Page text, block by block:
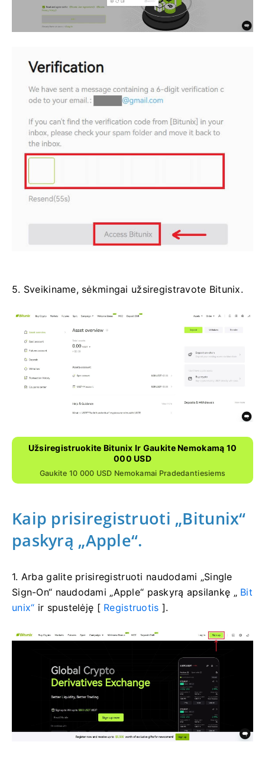
5. Sveikiname, sėkmingai užsiregistravote Bitunix.
Užsiregistruokite Bitunix Ir Gaukite Nemokamą 10
000 USD
Gaukite 10 000 USD Nemokamai Pradedantiesiems
Kaip prisiregistruoti „Bitunix“
paskyrą „Apple“.
1. Arba galite prisiregistruoti naudodami „Single
Sign-On“ naudodami „Apple“ paskyrą apsilankę „ Bit
unix“ ir spustelėję [ Registruotis ].